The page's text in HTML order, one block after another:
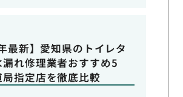
最新】愛知県のトイレタ
漏れ修理業者おすすめ5
指定店を徹底比較